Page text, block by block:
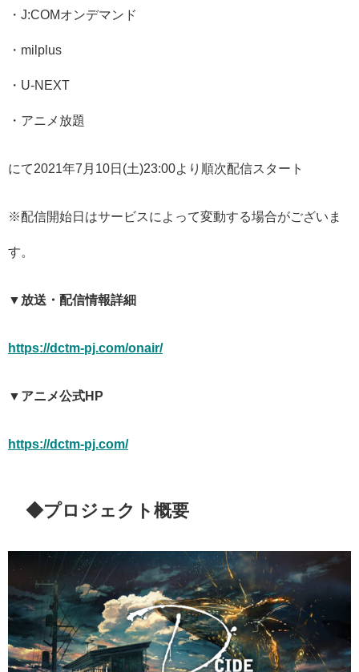
・J:COMオンデマンド
・milplus
・U-NEXT
・アニメ放題
にて2021年7月10日(土)23:00より順次配信スタート
※配信開始日はサービスによって変動する場合がございま
す。
▼放送・配信情報詳細
https://dctm-pj.com/onair/
▼アニメ公式HP
https://dctm-pj.com/
◆プロジェクト概要